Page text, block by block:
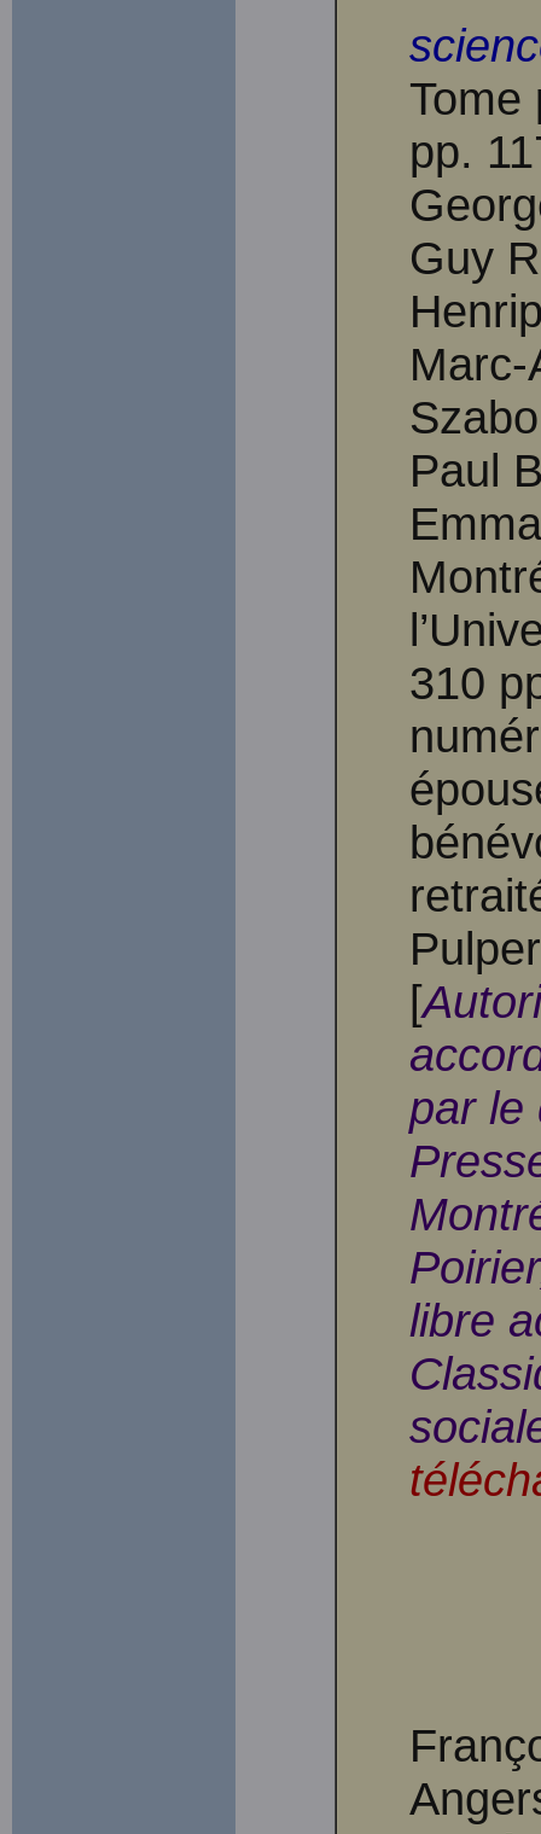
Tome
pp.
Guy
Marc-
Paul
310
[
par le
libre